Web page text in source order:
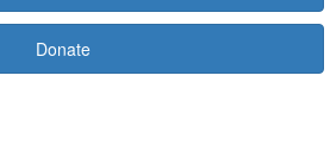
Donate